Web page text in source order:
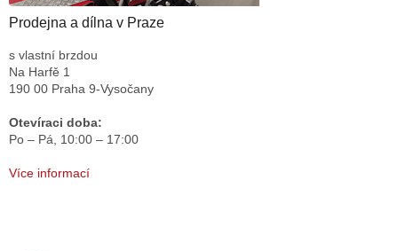
Prodejna a dílna v Praze
s vlastní brzdou
Na Harfě 1
190 00 Praha 9-Vysočany
Otevíraci doba:
Po – Pá, 10:00 – 17:00
Více informací